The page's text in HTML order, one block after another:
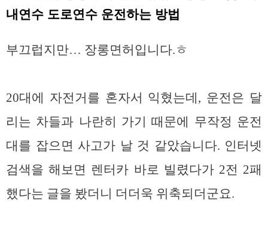
내연수 도로연수 운전하는 방법
부끄럽지만… 장롱면허입니다.ㅎ
20대에 자전거를 혼자서 익혔는데, 운전은 달
리는 차들과 나란히 가기 때문에 무작정 운전
대를 잡으면 사고가 날 것 같았습니다. 인터넷
검색을 해보면 렌터카 바로 빌렸다가 2전 2패
했다는 글을 봤더니 더더욱 위축되더군요.